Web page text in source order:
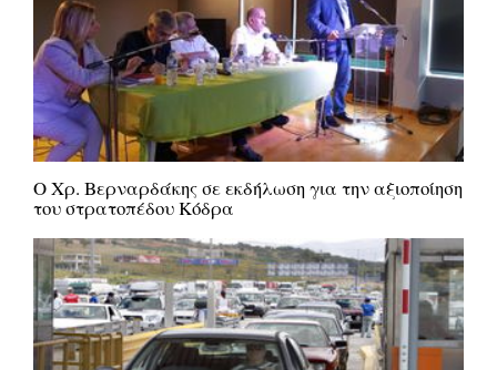
Ο Χρ. Βερναρδάκης σε εκδήλωση για την αξιοποίηση
του στρατοπέδου Κόδρα